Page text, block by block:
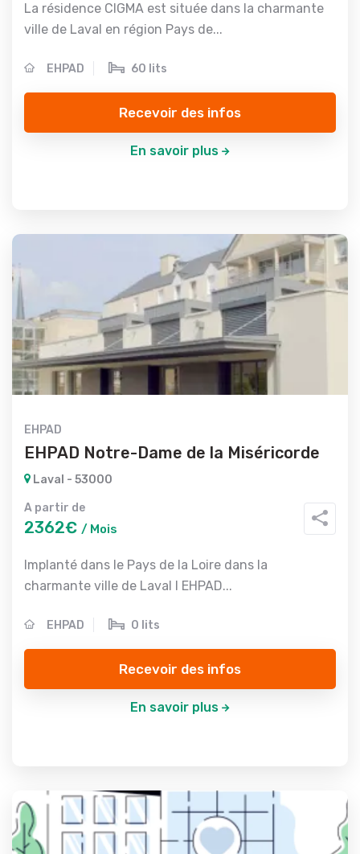
La résidence CIGMA est située dans la charmante
ville de Laval en région Pays de...
EHPAD 60 lits
Recevoir des infos
En savoir plus
EHPAD
EHPAD Notre-Dame de la Miséricorde
Laval - 53000
A partir de
2362€ / Mois
Implanté dans le Pays de la Loire dans la
charmante ville de Laval l EHPAD...
EHPAD 0 lits
Recevoir des infos
En savoir plus